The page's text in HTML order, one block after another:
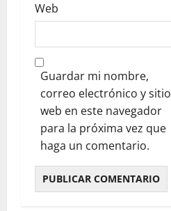
Web
Guardar mi nombre,
correo electrónico y sitio
web en este navegador
para la próxima vez que
haga un comentario.